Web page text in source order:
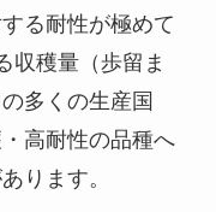
る耐性が極めて
収穫量（歩留ま
多くの生産国
高耐性の品種へ
ります。